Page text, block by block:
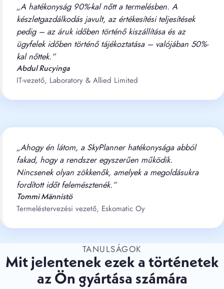
„A hatékonyság 90%-kal nőtt a termelésben. A
készletgazdálkodás javult, az értékesítési teljesítések
pedig – az áruk időben történő kiszállítása és az
ügyfelek időben történő tájékoztatása – valójában 50%-
kal nőttek.”
Abdul Rucyinga
IT-vezető, Laboratory & Allied Limited
„Ahogy én látom, a SkyPlanner hatékonysága abból
fakad, hogy a rendszer egyszerűen működik.
Nincsenek olyan zökkenők, amelyek a megoldásukra
fordított időt felemésztenék.”
Tommi Männistö
Termeléstervezési vezető, Eskomatic Oy
TANULSÁGOK
Mit jelentenek ezek a történetek
az Ön gyártása számára